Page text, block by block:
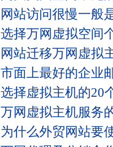
网站访问很慢一般
选择万网虚拟空间
网站迁移万网虚拟
市面上最好的企业
选择虚拟主机的20
万网虚拟主机服务
为什么外贸网站要